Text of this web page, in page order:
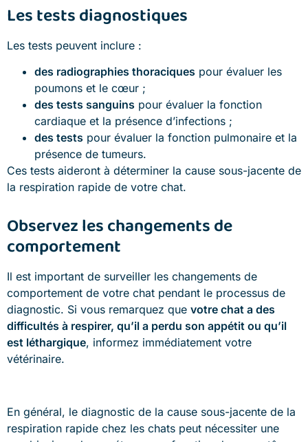
Les tests diagnostiques
Les tests peuvent inclure :
des radiographies thoraciques pour évaluer les
poumons et le cœur ;
des tests sanguins pour évaluer la fonction
cardiaque et la présence d’infections ;
des tests pour évaluer la fonction pulmonaire et la
présence de tumeurs.
Ces tests aideront à déterminer la cause sous-jacente de
la respiration rapide de votre chat.
Observez les changements de
comportement
Il est important de surveiller les changements de
comportement de votre chat pendant le processus de
diagnostic. Si vous remarquez que votre chat a des
difficultés à respirer, qu’il a perdu son appétit ou qu’il
est léthargique, informez immédiatement votre
vétérinaire.
En général, le diagnostic de la cause sous-jacente de la
respiration rapide chez les chats peut nécessiter une